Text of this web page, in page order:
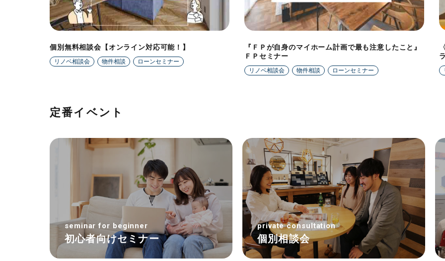
個別無料相談会【オンライン対応可能！】
リノベ相談会 物件相談 ローンセミナー
『ＦＰが自身のマイホーム計画で最も注意したこと』
ＦＰセミナー
リノベ相談会 物件相談 ローンセミナー
定番イベント
seminar for beginner
初心者向けセミナー
private consultation
個別相談会